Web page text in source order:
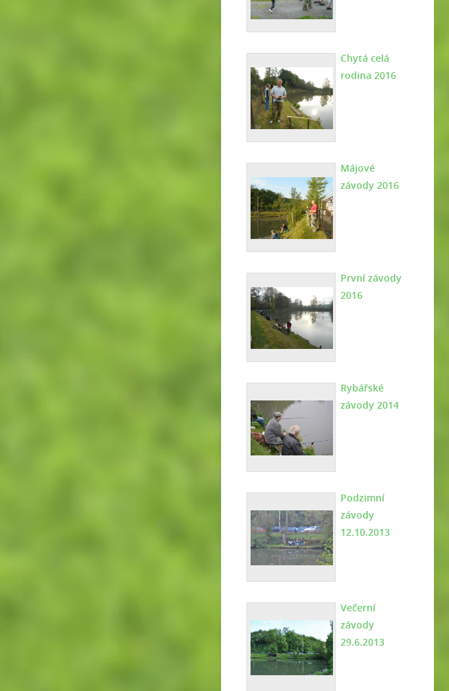
Chytá celá
rodina 2016
Májové
závody 2016
První závody
2016
Rybářské
závody 2014
Podzimní
závody
12.10.2013
Večerní
závody
29.6.2013